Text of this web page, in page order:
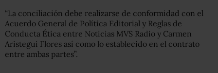
“La conciliación debe realizarse de conformidad con el
Acuerdo General de Política Editorial y Reglas de
Conducta Ética entre Noticias MVS Radio y Carmen
Aristegui Flores así como lo establecido en el contrato
entre ambas partes”.